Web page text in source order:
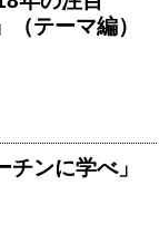
テーマ編）
ンに学べ」